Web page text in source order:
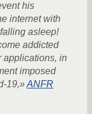
his
internet with
asleep!
addicted
applications, in
imposed
19,»ANFR